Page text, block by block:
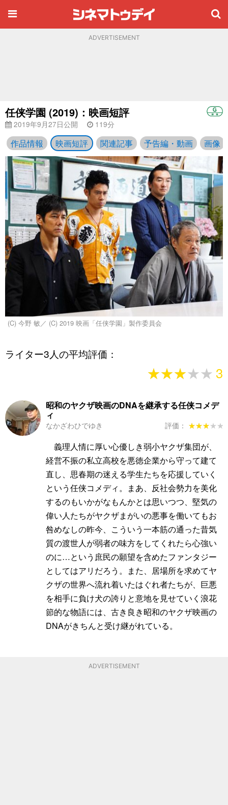
ADVERTISEMENT
任侠学園 (2019)：映画短評
2019年9月27日公開 119分
作品情報 映画短評 関連記事 予告編・動画 画像
(C) 今野 敏／ (C) 2019 映画「任侠学園」製作委員会
ライター3人の平均評価：
★★★★★
★★★★★ 3
昭和のヤクザ映画のDNAを継承する任侠コメデ
ィ
なかざわひでゆき 評価： ★★★★★
★★★★★
義理人情に厚い心優しき弱小ヤクザ集団が、
経営不振の私立高校を悪徳企業から守って建て
直し、思春期の迷える学生たちを応援していく
という任侠コメディ。まあ、反社会勢力を美化
するのもいかがなもんかとは思いつつ、堅気の
偉い人たちがヤクザまがいの悪事を働いてもお
咎めなしの昨今、こういう一本筋の通った昔気
質の渡世人が弱者の味方をしてくれたら心強い
のに…という庶民の願望を含めたファンタジー
としてはアリだろう。また、居場所を求めてヤ
クザの世界へ流れ着いたはぐれ者たちが、巨悪
を相手に負け犬の誇りと意地を見せていく浪花
節的な物語には、古き良き昭和のヤクザ映画の
DNAがきちんと受け継がれている。
ADVERTISEMENT